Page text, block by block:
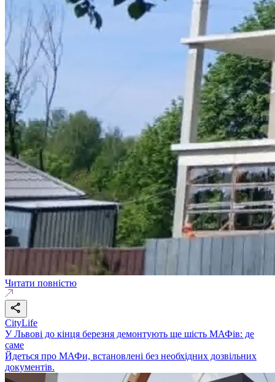
Читати повністю
CityLife
У Львові до кінця березня демонтують ще шість МАФів: де
саме
Йдеться про МАФи, встановлені без необхідних дозвільних
документів.